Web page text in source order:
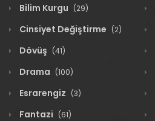
Bilim Kurgu (29)
Cinsiyet Değiştirme (2)
Dövüş (41)
Drama (100)
Esrarengiz (3)
Fantazi (61)